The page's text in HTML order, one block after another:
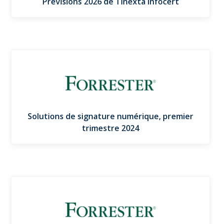
Solutions de signature numérique, premier
trimestre 2024